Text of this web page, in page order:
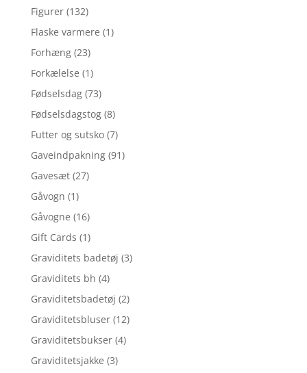
Figurer (132)
Flaske varmere (1)
Forhæng (23)
Forkælelse (1)
Fødselsdag (73)
Fødselsdagstog (8)
Futter og sutsko (7)
Gaveindpakning (91)
Gavesæt (27)
Gåvogn (1)
Gåvogne (16)
Gift Cards (1)
Graviditets badetøj (3)
Graviditets bh (4)
Graviditetsbadetøj (2)
Graviditetsbluser (12)
Graviditetsbukser (4)
Graviditetsjakke (3)